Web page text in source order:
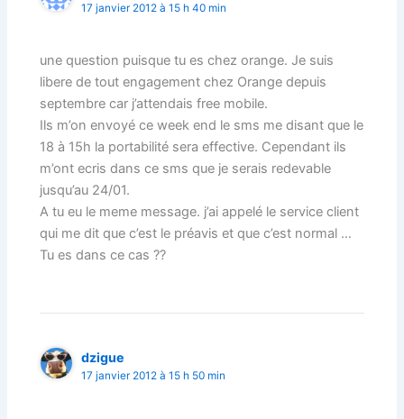
17 janvier 2012 à 15 h 40 min
une question puisque tu es chez orange. Je suis
libere de tout engagement chez Orange depuis
septembre car j’attendais free mobile.
Ils m’on envoyé ce week end le sms me disant que le
18 à 15h la portabilité sera effective. Cependant ils
m’ont ecris dans ce sms que je serais redevable
jusqu’au 24/01.
A tu eu le meme message. j’ai appelé le service client
qui me dit que c’est le préavis et que c’est normal …
Tu es dans ce cas ??
dzigue
17 janvier 2012 à 15 h 50 min